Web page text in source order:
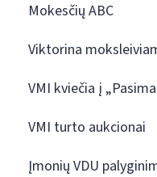
Mokesčių ABC
Viktorina
VMI kviečia į
VMI turto aukcionai
Įmonių VDU